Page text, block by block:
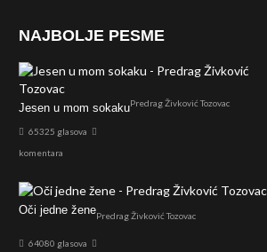
NAJBOLJE PESME
Jesen u mom sokakuPredrag Živković Tozovac
65325 glasova
komentara
Oči jedne ženePredrag Živković Tozovac
64080 glasova